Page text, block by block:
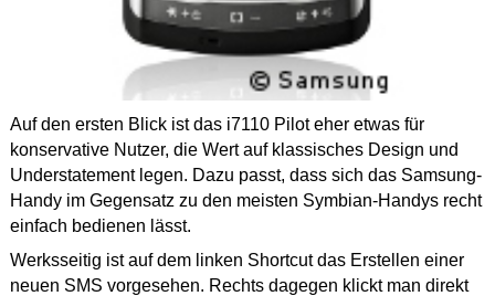
Auf den ersten Blick ist das i7110 Pilot eher etwas für
konservative Nutzer, die Wert auf klassisches Design und
Understatement legen. Dazu passt, dass sich das Samsung-
Handy im Gegensatz zu den meisten Symbian-Handys recht
einfach bedienen lässt.
Werksseitig ist auf dem linken Shortcut das Erstellen einer
neuen SMS vorgesehen. Rechts dagegen klickt man direkt